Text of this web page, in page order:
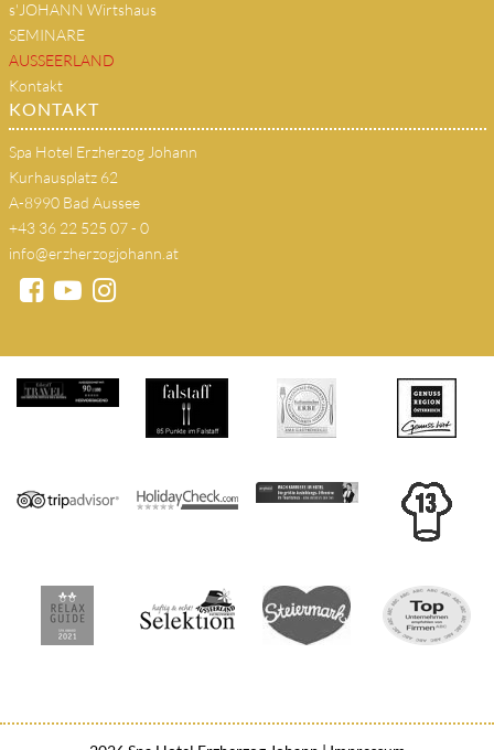
s'JOHANN Wirtshaus
SEMINARE
AUSSEERLAND
Kontakt
KONTAKT
Spa Hotel Erzherzog Johann
Kurhausplatz 62
A-8990 Bad Aussee
+43 36 22 525 07 - 0
info@erzherzogjohann.at